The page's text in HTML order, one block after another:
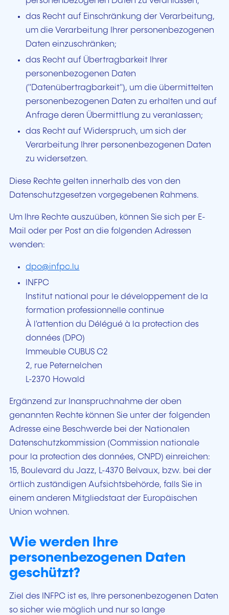
das Recht auf Einschränkung der Verarbeitung,
um die Verarbeitung Ihrer personenbezogenen
Daten einzuschränken;
das Recht auf Übertragbarkeit Ihrer
personenbezogenen Daten
("Datenübertragbarkeit"), um die übermittelten
personenbezogenen Daten zu erhalten und auf
Anfrage deren Übermittlung zu veranlassen;
das Recht auf Widerspruch, um sich der
Verarbeitung Ihrer personenbezogenen Daten
zu widersetzen.
Diese Rechte gelten innerhalb des von den
Datenschutzgesetzen vorgegebenen Rahmens.
Um Ihre Rechte auszuüben, können Sie sich per E-
Mail oder per Post an die folgenden Adressen
wenden:
dpo@infpc.lu
INFPC
Institut national pour le développement de la
formation professionnelle continue
À l'attention du Délégué à la protection des
données (DPO)
Immeuble CUBUS C2
2, rue Peternelchen
L-2370 Howald
Ergänzend zur Inanspruchnahme der oben
genannten Rechte können Sie unter der folgenden
Adresse eine Beschwerde bei der Nationalen
Datenschutzkommission (Commission nationale
pour la protection des données, CNPD) einreichen:
15, Boulevard du Jazz, L-4370 Belvaux, bzw. bei der
örtlich zuständigen Aufsichtsbehörde, falls Sie in
einem anderen Mitgliedstaat der Europäischen
Union wohnen.
Wie werden Ihre
personenbezogenen Daten
geschützt?
Ziel des INFPC ist es, Ihre personenbezogenen Daten
so sicher wie möglich und nur so lange